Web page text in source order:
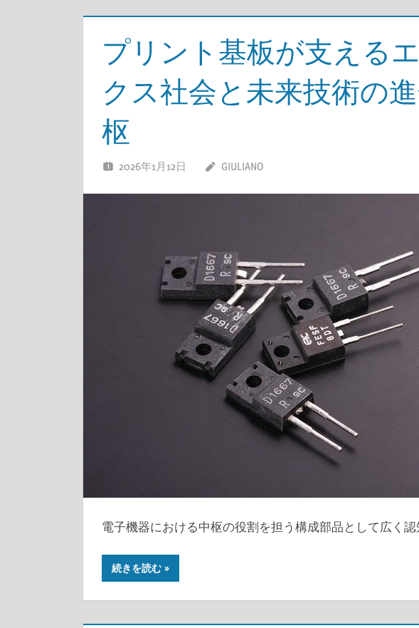
プリント基板が支える
クス社会と未来技術の
枢
2026年1月12日 GIULIANO
電子機器における中枢の役割を担う構成部品として広く認
続きを読む